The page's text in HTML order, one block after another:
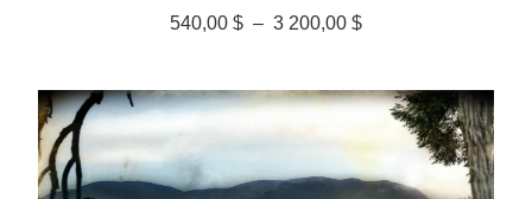
540,00 $ – 3 200,00 $